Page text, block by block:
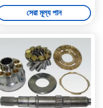
অন্তর্ভুক্ত
সেরা মূল্য পান